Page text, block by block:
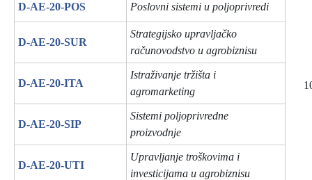
D-AE-20-POS Poslovni sistemi u poljoprivredi
D-AE-20-SUR
Strategijsko upravljačko
računovodstvo u agrobiznisu
D-AE-20-ITA
Istraživanje tržišta i
agromarketing
D-AE-20-SIP
Sistemi poljoprivredne
proizvodnje
D-AE-20-UTI
Upravljanje troškovima i
investicijama u agrobiznisu